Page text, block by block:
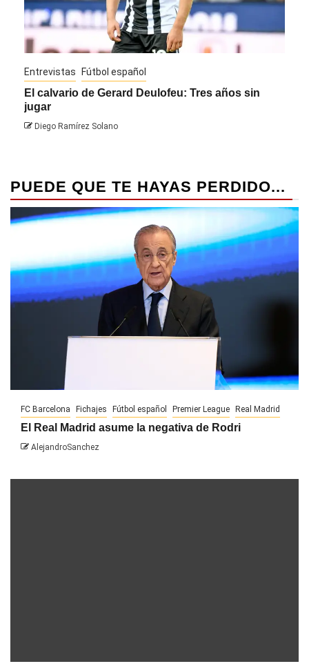
Entrevistas Fútbol español
El calvario de Gerard Deulofeu: Tres años sin
jugar
Diego Ramírez Solano
PUEDE QUE TE HAYAS PERDIDO...
FC Barcelona Fichajes Fútbol español Premier League Real Madrid
El Real Madrid asume la negativa de Rodri
AlejandroSanchez